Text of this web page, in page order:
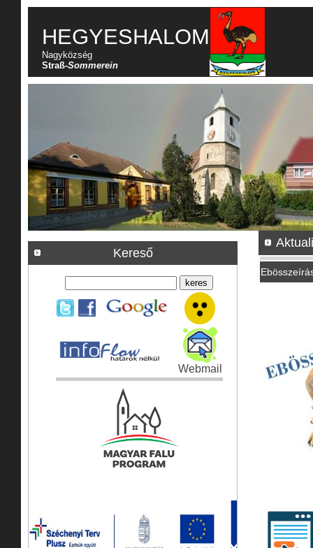
HEGYESHALOM
Nagyközség
Straß-Sommerein
Kereső
Webmail